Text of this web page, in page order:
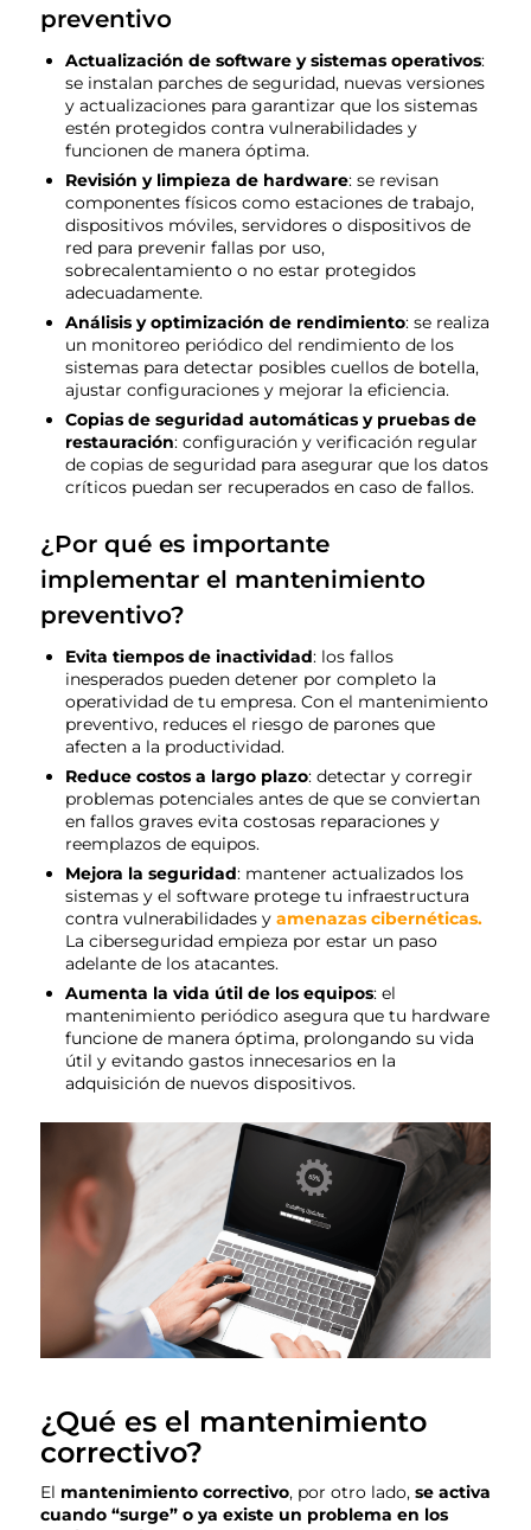
preventivo
Actualización de software y sistemas operativos:
se instalan parches de seguridad, nuevas versiones
y actualizaciones para garantizar que los sistemas
estén protegidos contra vulnerabilidades y
funcionen de manera óptima.
Revisión y limpieza de hardware: se revisan
componentes físicos como estaciones de trabajo,
dispositivos móviles, servidores o dispositivos de
red para prevenir fallas por uso,
sobrecalentamiento o no estar protegidos
adecuadamente.
Análisis y optimización de rendimiento: se realiza
un monitoreo periódico del rendimiento de los
sistemas para detectar posibles cuellos de botella,
ajustar configuraciones y mejorar la eficiencia.
Copias de seguridad automáticas y pruebas de
restauración: configuración y verificación regular
de copias de seguridad para asegurar que los datos
críticos puedan ser recuperados en caso de fallos.
¿Por qué es importante
implementar el mantenimiento
preventivo?
Evita tiempos de inactividad: los fallos
inesperados pueden detener por completo la
operatividad de tu empresa. Con el mantenimiento
preventivo, reduces el riesgo de parones que
afecten a la productividad.
Reduce costos a largo plazo: detectar y corregir
problemas potenciales antes de que se conviertan
en fallos graves evita costosas reparaciones y
reemplazos de equipos.
Mejora la seguridad: mantener actualizados los
sistemas y el software protege tu infraestructura
contra vulnerabilidades y amenazas cibernéticas.
La ciberseguridad empieza por estar un paso
adelante de los atacantes.
Aumenta la vida útil de los equipos: el
mantenimiento periódico asegura que tu hardware
funcione de manera óptima, prolongando su vida
útil y evitando gastos innecesarios en la
adquisición de nuevos dispositivos.
¿Qué es el mantenimiento
correctivo?
El mantenimiento correctivo, por otro lado, se activa
cuando “surge” o ya existe un problema en los